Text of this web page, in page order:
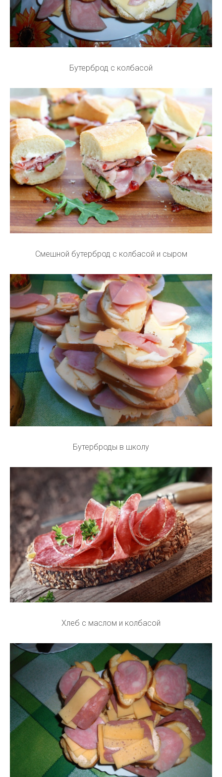
Бутерброд с колбасой
Смешной бутерброд с колбасой и сыром
Бутерброды в школу
Хлеб с маслом и колбасой